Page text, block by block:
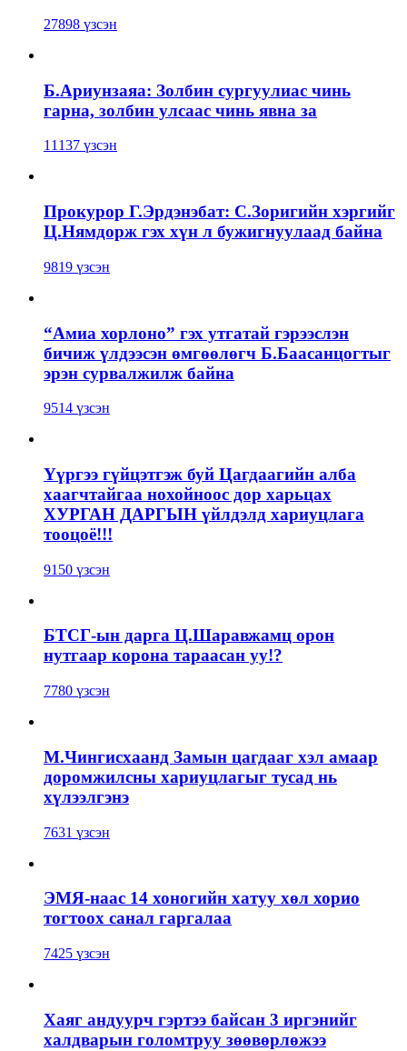
27898 үзсэн
Б.Ариунзаяа: Золбин сургуулиас чинь
гарна, золбин улсаас чинь явна за
11137 үзсэн
Прокурор Г.Эрдэнэбат: С.Зоригийн хэргийг
Ц.Нямдорж гэх хүн л бужигнуулаад байна
9819 үзсэн
“Амиа хорлоно” гэх утгатай гэрээслэн
бичиж үлдээсэн өмгөөлөгч Б.Баасанцогтыг
эрэн сурвалжилж байна
9514 үзсэн
Үүргээ гүйцэтгэж буй Цагдаагийн алба
хаагчтайгаа нохойноос дор харьцах
ХУРГАН ДАРГЫН үйлдэлд хариуцлага
тооцоё!!!
9150 үзсэн
БТСГ-ын дарга Ц.Шаравжамц орон
нутгаар корона тараасан уу!?
7780 үзсэн
М.Чингисхаанд Замын цагдааг хэл амаар
доромжилсны хариуцлагыг тусад нь
хүлээлгэнэ
7631 үзсэн
ЭМЯ-наас 14 хоногийн хатуу хөл хорио
тогтоох санал гаргалаа
7425 үзсэн
Хаяг андуурч гэртээ байсан 3 иргэнийг
халдварын голомтруу зөөвөрлөжээ